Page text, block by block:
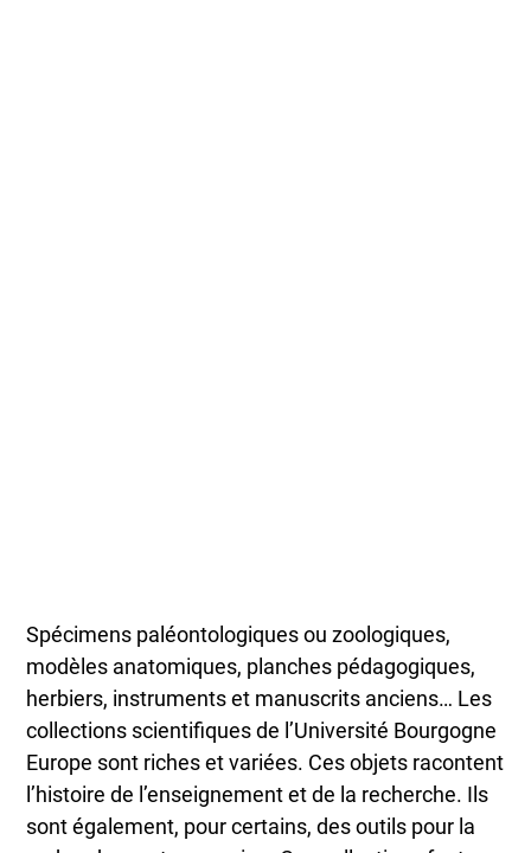
Spécimens paléontologiques ou zoologiques,
modèles anatomiques, planches pédagogiques,
herbiers, instruments et manuscrits anciens… Les
collections scientifiques de l’Université Bourgogne
Europe sont riches et variées. Ces objets racontent
l’histoire de l’enseignement et de la recherche. Ils
sont également, pour certains, des outils pour la